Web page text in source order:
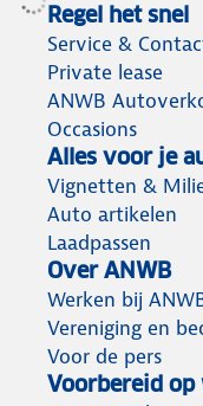
Regel het snel
Service &
Private lease
ANWB
Occasions
Alles voor je
Vignetten &
Auto artikelen
Laadpassen
Over ANWB
Werken bij
Vereniging en
Voor de pers
Voorbereid op